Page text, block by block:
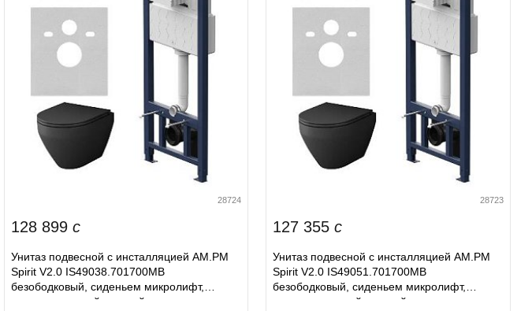
28724
128 899 c
Унитаз подвесной с инсталляцией AM.PM
Spirit V2.0 IS49038.701700MB
безободковый, сиденьем микролифт,
пневм. клавишей, черный
28723
127 355c
Унитаз подвесной с инсталляцией AM.PM
Spirit V2.0 IS49051.701700MB
безободковый, сиденьем микролифт,
пневм. клавишей, черный